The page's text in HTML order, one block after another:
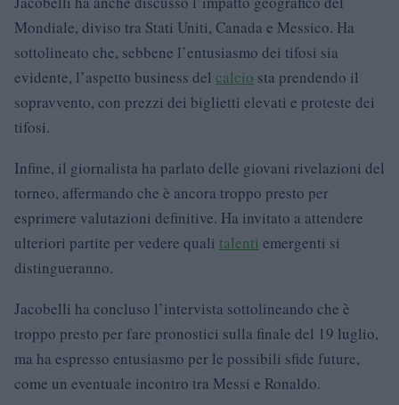
Mondiale, diviso tra Stati Uniti, Canada e Messico. Ha
sottolineato che, sebbene l’entusiasmo dei tifosi sia
evidente, l’aspetto business del calcio sta prendendo il
sopravvento, con prezzi dei biglietti elevati e proteste dei
tifosi.
Infine, il giornalista ha parlato delle giovani rivelazioni del
torneo, affermando che è ancora troppo presto per
esprimere valutazioni definitive. Ha invitato a attendere
ulteriori partite per vedere quali talenti emergenti si
distingueranno.
Jacobelli ha concluso l’intervista sottolineando che è
troppo presto per fare pronostici sulla finale del 19 luglio,
ma ha espresso entusiasmo per le possibili sfide future,
come un eventuale incontro tra Messi e Ronaldo.